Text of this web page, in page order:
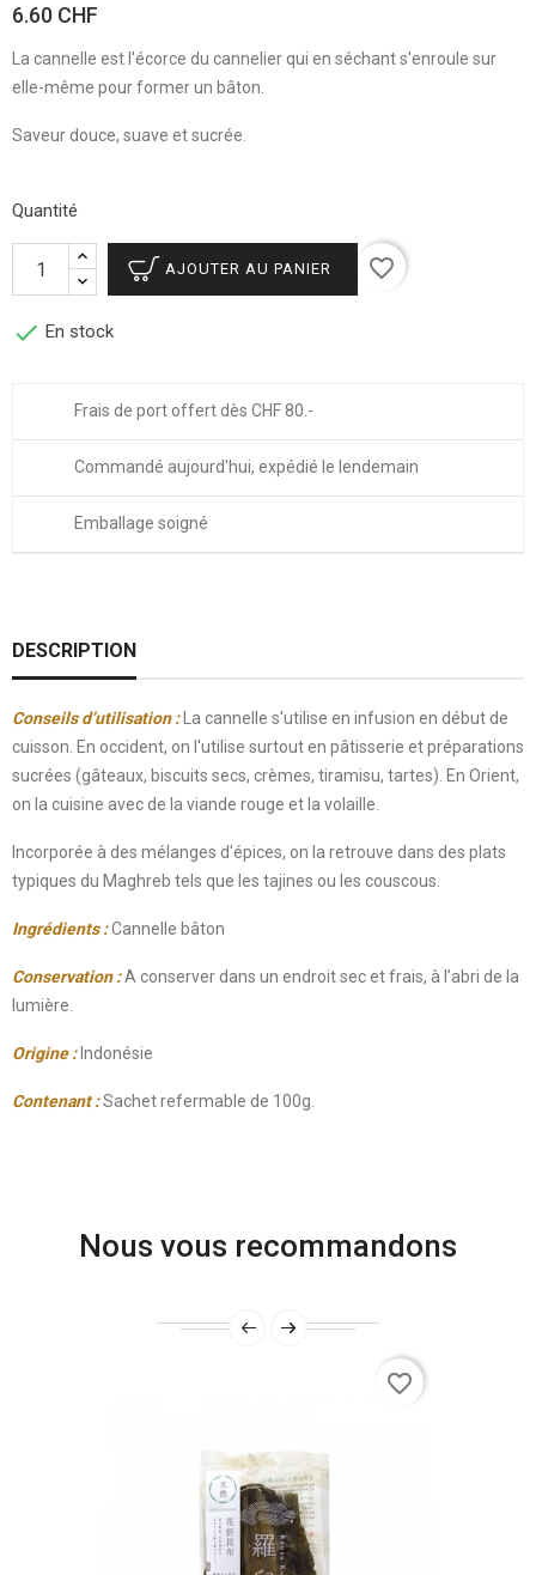
6.60 CHF
La cannelle est l'écorce du cannelier qui en séchant s'enroule sur
elle-même pour former un bâton.
Saveur douce, suave et sucrée.
Quantité
AJOUTER AU PANIER favorite_border
 En stock
Frais de port offert dès CHF 80.-
Commandé aujourd'hui, expédié le lendemain
Emballage soigné
DESCRIPTION
Conseils d’utilisation :
La cannelle s'utilise en infusion en début de
cuisson. En occident, on l'utilise surtout en pâtisserie et préparations
sucrées (gâteaux, biscuits secs, crèmes, tiramisu, tartes). En Orient,
on la cuisine avec de la viande rouge et la volaille.
Incorporée à des mélanges d'épices, on la retrouve dans des plats
typiques du Maghreb tels que les tajines ou les couscous.
Ingrédients :Cannelle bâton
Conservation :A conserver dans un endroit sec et frais, à l’abri de la
lumière.
Origine : Indonésie
Contenant :Sachet refermable de 100g.
Nous vous recommandons
favorite_border